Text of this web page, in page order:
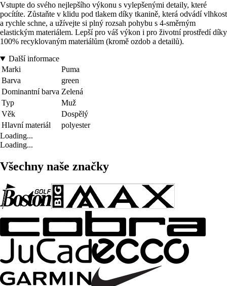
Vstupte do svého nejlepšího výkonu s vylepšenými detaily, které
pocítíte. Zůstaňte v klidu pod tlakem díky tkanině, která odvádí vlhkost
a rychle schne, a užívejte si plný rozsah pohybu s 4-směrným
elastickým materiálem. Lepší pro váš výkon i pro životní prostředí díky
100% recyklovaným materiálům (kromě ozdob a detailů).
Další informace
Marki
Puma
Barva
green
Dominantní barva Zelená
Typ
Muž
Věk
Dospělý
Hlavní materiál
polyester
Loading...
Loading...
Všechny naše značky